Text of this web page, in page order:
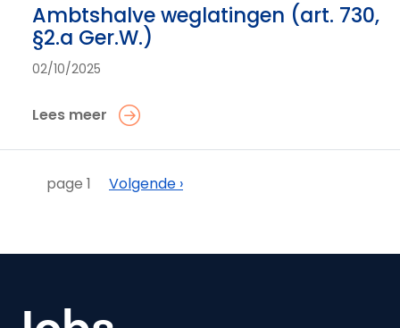
Ambtshalve weglatingen (art. 730,
§2.a Ger.W.)
02/10/2025
Lees meer
Paginering
page 1 Volgende
Volgende ›